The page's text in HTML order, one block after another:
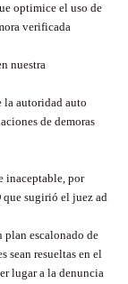
optimice el uso de
verificada
nuestra
la autoridad auto
de demoras
inaceptable, por
que sugirió el juez ad
plan escalonado de
sean resueltas en el
lugar a la denuncia